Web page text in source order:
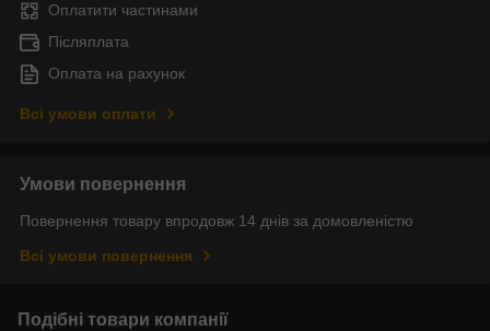
Оплатити частинами
Післяплата
Оплата на рахунок
Всі умови оплати
Умови повернення
Повернення товару впродовж 14 днів за домовленістю
Всі умови повернення
Подібні товари компанії